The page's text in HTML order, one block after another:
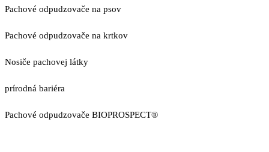
Pachové odpudzovače na psov
Pachové odpudzovače na krtkov
Nosiče pachovej látky
prírodná bariéra
Pachové odpudzovače BIOPROSPECT®